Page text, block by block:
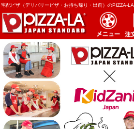
宅配ピザ（デリバリーピザ・お持ち帰り・出前）のPIZZA-LA